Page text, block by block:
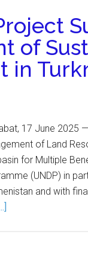
of
in
17 June 2025
of Land
for Multiple
(UNDP) in
and with